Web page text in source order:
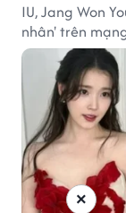
IU, Jang Won
nhân' trên
×